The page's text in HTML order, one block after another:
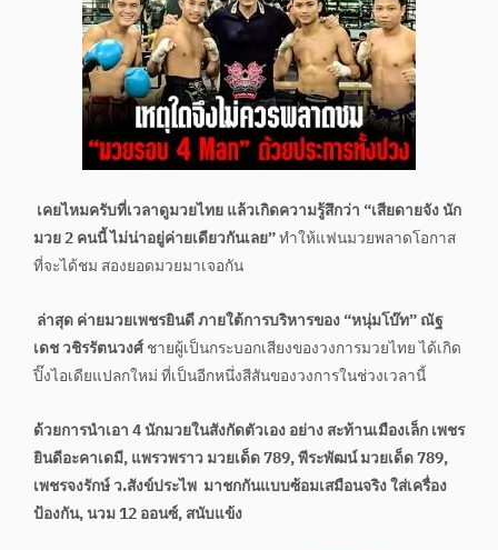
เคยไหมครับที่เวลาดูมวยไทย แล้วเกิดความรู้สึกว่า “เสียดายจัง นัก
มวย 2 คนนี้ ไม่น่าอยู่ค่ายเดียวกันเลย”ทำให้แฟนมวยพลาดโอกาส
ที่จะได้ชม สองยอดมวยมาเจอกัน
ล่าสุด ค่ายมวยเพชรยินดี ภายใต้การบริหารของ “หนุ่มโบ๊ท” ณัฐ
เดช วชิรรัตนวงศ์ชายผู้เป็นกระบอกเสียงของวงการมวยไทย ได้เกิด
ปิ๊งไอเดียแปลกใหม่ ที่เป็นอีกหนึ่งสีสันของวงการในช่วงเวลานี้
ด้วยการนำเอา 4 นักมวยในสังกัดตัวเอง อย่าง สะท้านเมืองเล็ก เพชร
ยินดีอะคาเดมี, แพรวพราว มวยเด็ด 789, พีระพัฒน์ มวยเด็ด 789,
เพชรจงรักษ์ ว.สังข์ประไพ มาชกกันแบบซ้อมเสมือนจริง ใส่เครื่อง
ป้องกัน, นวม 12 ออนซ์, สนับแข้ง